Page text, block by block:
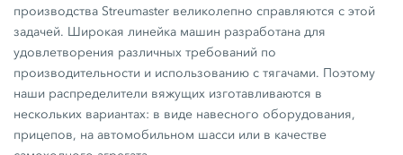
производства Streumaster великолепно справляются с этой
задачей. Широкая линейка машин разработана для
удовлетворения различных требований по
производительности и использованию с тягачами. Поэтому
наши распределители вяжущих изготавливаются в
нескольких вариантах: в виде навесного оборудования,
прицепов, на автомобильном шасси или в качестве